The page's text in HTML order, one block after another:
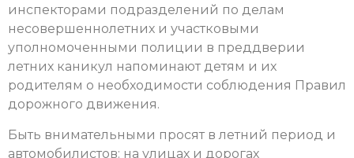
инспекторами подразделений по делам
несовершеннолетних и участковыми
уполномоченными полиции в преддверии
летних каникул напоминают детям и их
родителям о необходимости соблюдения Правил
дорожного движения.
Быть внимательными просят в летний период и
автомобилистов: на улицах и дорогах